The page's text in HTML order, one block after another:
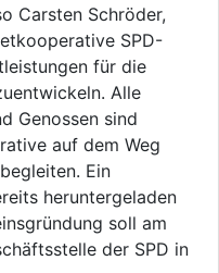
Carsten Schröder,
SPD-
für die
Alle
Genossen sind
auf dem Weg
Ein
heruntergeladen
soll am
der SPD in